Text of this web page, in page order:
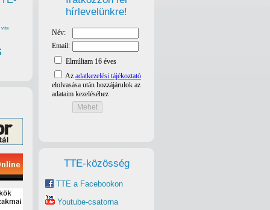
hírlevelünkre!
TTE-közösség
TTE a Facebookon
Youtube-csatorna
vita